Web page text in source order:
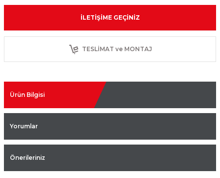
İLETIŞIME GEÇINIZ
TESLİMAT ve MONTAJ
Ürün Bilgisi
Yorumlar
Önerileriniz